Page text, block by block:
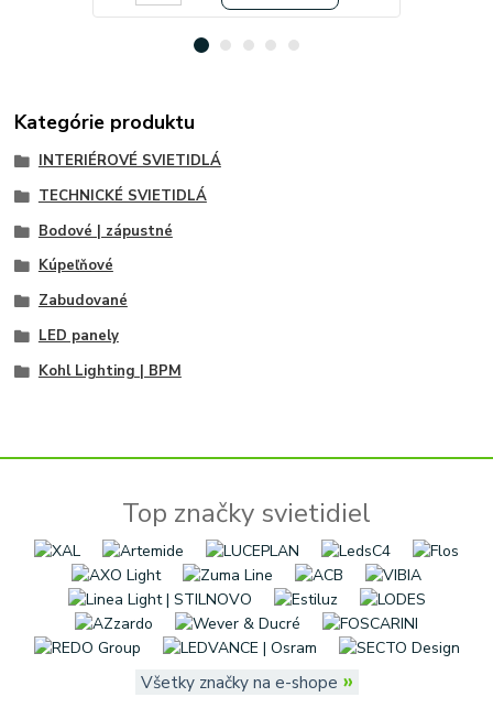
Kategórie produktu
INTERIÉROVÉ SVIETIDLÁ
TECHNICKÉ SVIETIDLÁ
Bodové | zápustné
Kúpeľňové
Zabudované
LED panely
Kohl Lighting | BPM
Top značky svietidiel
Všetky značky na e-shope »